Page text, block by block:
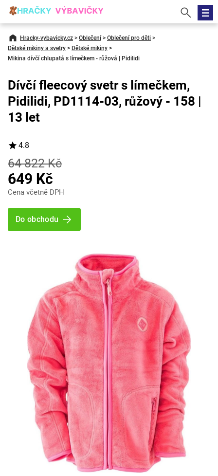
Hracky-vybavicky.cz > Oblečení > Oblečení pro děti >
Dětské mikiny a svetry > Dětské mikiny >
Mikina dívčí chlupatá s límečkem - růžová | Pidilidi
Dívčí fleecový svetr s límečkem,
Pidilidi, PD1114-03, růžový - 158 |
13 let
4.8
64 822 Kč
649 Kč
Cena včetně DPH
Do obchodu